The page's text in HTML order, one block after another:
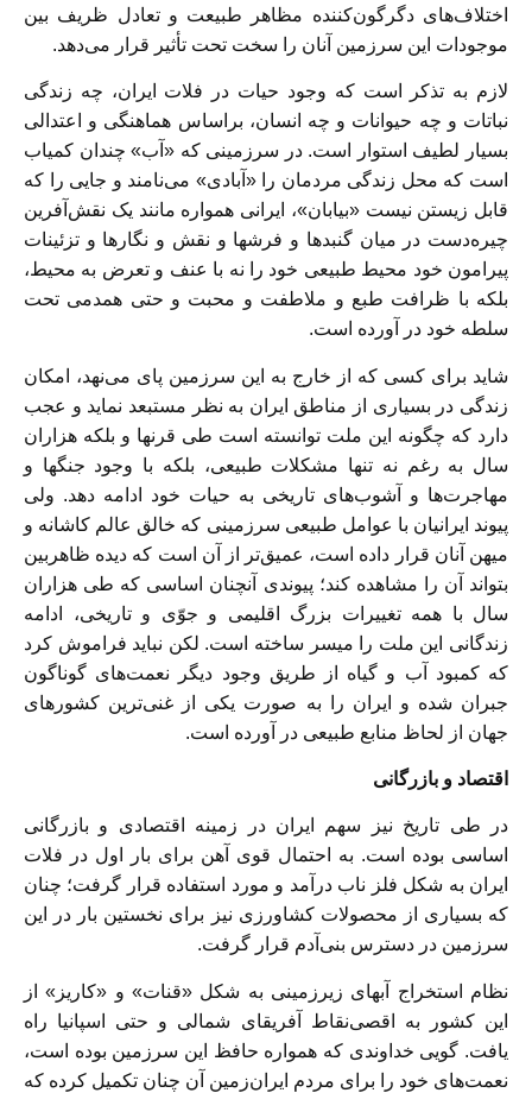
اختلاف‌هاى دگرگون‌كننده مظاهر طبيعت و تعادل ظريف بين
موجودات اين سرزمين آنان را سخت تحت تأثير قرار می‌‏دهد.
لازم به تذكر است كه وجود حيات در فلات ايران، چه زندگى
نباتات و چه حيوانات و چه انسان، براساس هماهنگى و اعتدالى
بسيار لطيف استوار است. در سرزمينى كه «آب» چندان كمياب
است كه محل زندگى مردمان را «آبادى» می‌‏نامند و جايى را كه
قابل زيستن نيست «بيابان»، ايرانى همواره مانند يک نقش‌‏آفرين
چيره‌‏دست در ميان گنبدها و فرشها و نقش و نگارها و تزئينات
پيرامون خود محيط طبيعى خود را نه با عنف و تعرض به محيط،
بلكه با ظرافت طبع و ملاطفت و محبت و حتى همدمى تحت
سلطه خود در آورده است.
شايد براى كسى كه از خارج به اين سرزمين پاى می‌‏نهد، امكان
زندگى در بسيارى از مناطق ايران به نظر مستبعد نمايد و عجب
دارد كه چگونه اين ملت توانسته است طى قرنها و بلكه هزاران
سال به رغم نه تنها مشكلات طبيعى، بلكه با وجود جنگها و
مهاجرت‌ها و آشوب‌هاى تاريخى به حيات خود ادامه دهد. ولى
پيوند ايرانيان با عوامل طبيعى سرزمينى كه خالق عالم كاشانه و
ميهن آنان قرار داده است، عميق‌‏تر از آن است كه ديده ظاهربين
بتواند آن را مشاهده كند؛ پيوندى آنچنان اساسى كه طى هزاران
سال با همه تغييرات بزرگ اقليمى و جوّى و تاريخى، ادامه
زندگانى اين ملت را ميسر ساخته است. لكن نبايد فراموش كرد
كه كمبود آب و گياه از طريق وجود ديگر نعمت‌‏هاى گوناگون
جبران شده و ايران را به صورت يكى از غنی‌‏ترين كشورهاى
جهان از لحاظ منابع طبيعى در آورده است.
اقتصاد و بازرگانى
در طى تاريخ نيز سهم ايران در زمينه اقتصادى و بازرگانى
اساسى بوده است. به احتمال قوى آهن براى بار اول در فلات
ايران به شكل فلز ناب درآمد و مورد استفاده قرار گرفت؛ چنان
كه بسيارى از محصولات كشاورزى نيز براى نخستين بار در اين
سرزمين در دسترس بنی‌‏آدم قرار گرفت.
نظام استخراج آبهاى زيرزمينى به شكل «قنات» و «كاريز» از
اين كشور به اقصی‌‏نقاط آفريقاى شمالى و حتى اسپانيا راه
يافت. گويى خداوندى كه همواره حافظ اين سرزمين بوده است،
نعمت‌‏هاى خود را براى مردم ايران‌‏زمين آن چنان تكميل كرده كه